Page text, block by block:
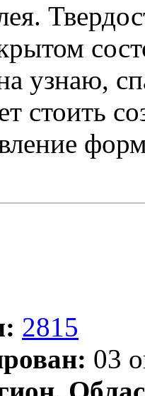
узнаю,
стоить
2815
03